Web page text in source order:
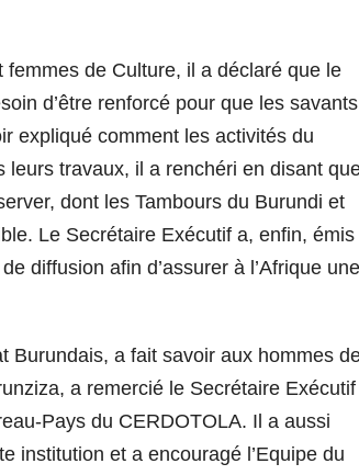
femmes de Culture, il a déclaré que le
d’être renforcé pour que les savants
expliqué comment les activités du
travaux, il a renchéri en disant
dont les Tambours du Burundi et
Le Secrétaire Exécutif a, enfin, émis
diffusion afin d’assurer à l’Afrique une
Burundais, a fait savoir aux hommes
a remercié le Secrétaire Exécutif
Pays du CERDOTOLA. Il a aussi
institution et a encouragé l’Equipe du